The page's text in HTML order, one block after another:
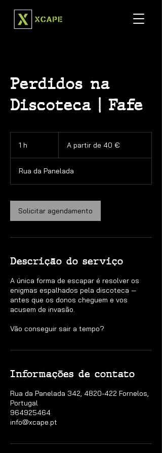
Perdidos na
Discoteca | Fafe
1 h
euros
A partir de 40 €
Rua da Panelada
Solicitar agendamento
Descrição do serviço
A única forma de escapar é resolver os
enigmas espalhados pela discoteca —
antes que os donos cheguem e vos
acusem de invasão.
Vão conseguir sair a tempo?
Informações de contato
Rua da Panelada 342, 4820-422 Fornelos,
Portugal
964925464
info@xcape.pt